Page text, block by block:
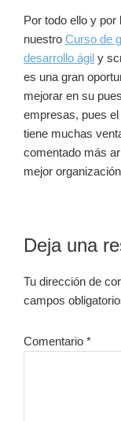
Por todo ello y
nuestro Curso de
desarrollo ágil y
es una gran
mejorar en su
empresas, pues
tiene muchas
comentado más
mejor
con
los
Deja una
Tu dirección de
campos
Comentario *